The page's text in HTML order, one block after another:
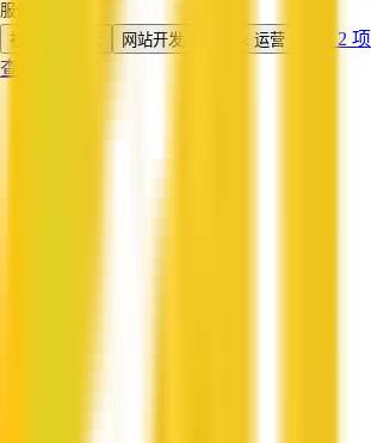
服务
社交媒体运营
网站开发 TikTok 运营
还有 2 项
查看资料